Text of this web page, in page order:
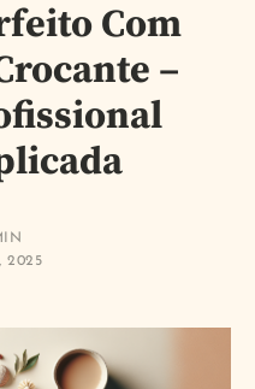
Com
–
2025